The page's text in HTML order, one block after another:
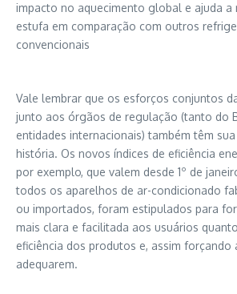
impacto no aquecimento global e ajuda a
estufa em comparação com outros
convencionais
Vale lembrar que os esforços conjuntos
junto aos órgãos de regulação (tanto do
entidades internacionais) também têm
história. Os novos índices de eficiência
por exemplo, que valem desde 1º de
todos os aparelhos de ar-condicionado
ou importados, foram estipulados para
mais clara e facilitada aos usuários
eficiência dos produtos e, assim forçando
adequarem.